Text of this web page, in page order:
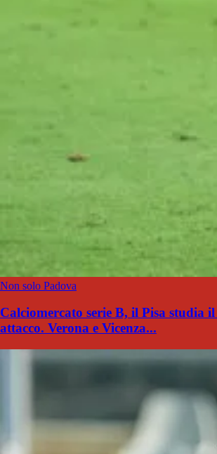
Non solo Padova
Calciomercato serie B, il Pisa studia
attacco. Verona e Vicenza...